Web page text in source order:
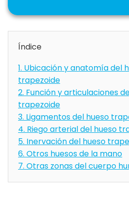
Índice
1. Ubicación y anatomía del
trapezoide
2. Función y articulaciones
trapezoide
3. Ligamentos del hueso
4. Riego arterial del hueso
5. Inervación del hueso
6. Otros huesos de la mano
7. Otras zonas del cuerpo